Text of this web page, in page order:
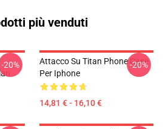
più venduti
-20%
Attacco Su Titan Phone Case
Per Iphone
14,81 € - 16,10 €
-20%